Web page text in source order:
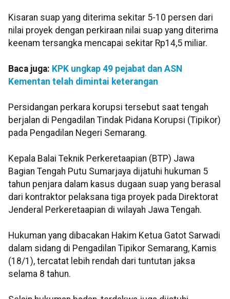
Kisaran suap yang diterima sekitar 5-10 persen dari
nilai proyek dengan perkiraan nilai suap yang diterima
keenam tersangka mencapai sekitar Rp14,5 miliar.
Baca juga: KPK ungkap 49 pejabat dan ASN
Kementan telah dimintai keterangan
Persidangan perkara korupsi tersebut saat tengah
berjalan di Pengadilan Tindak Pidana Korupsi (Tipikor)
pada Pengadilan Negeri Semarang.
Kepala Balai Teknik Perkeretaapian (BTP) Jawa
Bagian Tengah Putu Sumarjaya dijatuhi hukuman 5
tahun penjara dalam kasus dugaan suap yang berasal
dari kontraktor pelaksana tiga proyek pada Direktorat
Jenderal Perkeretaapian di wilayah Jawa Tengah.
Hukuman yang dibacakan Hakim Ketua Gatot Sarwadi
dalam sidang di Pengadilan Tipikor Semarang, Kamis
(18/1), tercatat lebih rendah dari tuntutan jaksa
selama 8 tahun.